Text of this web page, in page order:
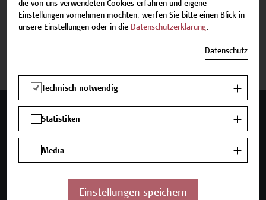
Mehr Infos gewünscht?
Seminare und Zertifikatsprogramme
die von uns verwendeten Cookies erfahren und eigene
Einstellungen vornehmen möchten, werfen Sie bitte einen Blick in
unsere Einstellungen oder in die Datenschutzerklärung.
Datenschutz
Technisch notwendig
Statistiken
Media
Einstellungen speichern